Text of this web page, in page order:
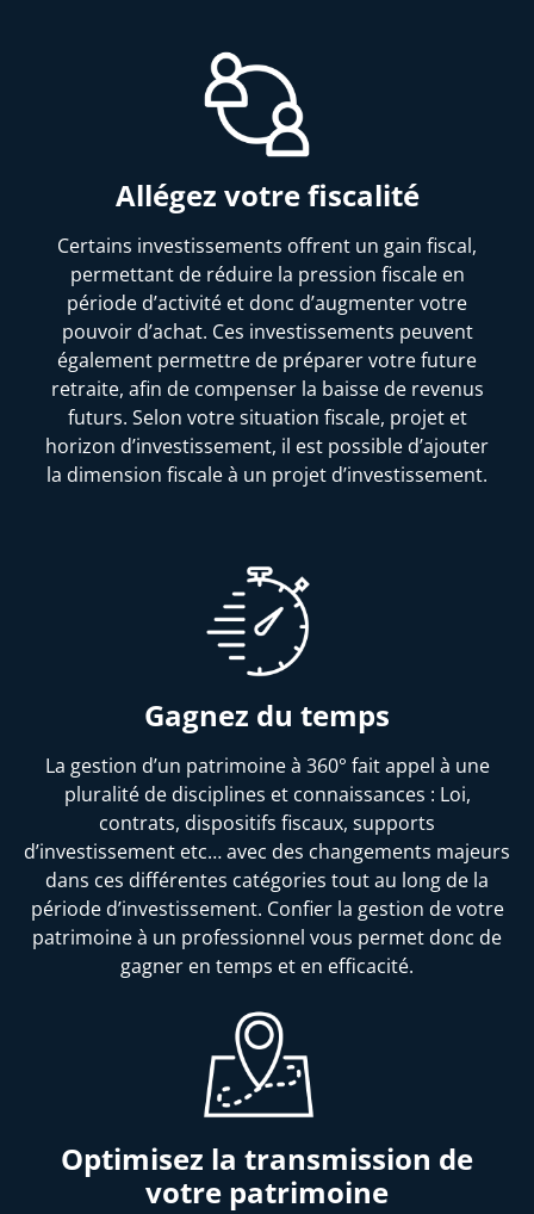
Allégez votre fiscalité
Certains investissements offrent un gain fiscal,
permettant de réduire la pression fiscale en
période d’activité et donc d’augmenter votre
pouvoir d’achat. Ces investissements peuvent
également permettre de préparer votre future
retraite, afin de compenser la baisse de revenus
futurs. Selon votre situation fiscale, projet et
horizon d’investissement, il est possible d’ajouter
la dimension fiscale à un projet d’investissement.
Gagnez du temps
La gestion d’un patrimoine à 360° fait appel à une
pluralité de disciplines et connaissances : Loi,
contrats, dispositifs fiscaux, supports
d’investissement etc… avec des changements majeurs
dans ces différentes catégories tout au long de la
période d’investissement. Confier la gestion de votre
patrimoine à un professionnel vous permet donc de
gagner en temps et en efficacité.
Optimisez la transmission de
votre patrimoine